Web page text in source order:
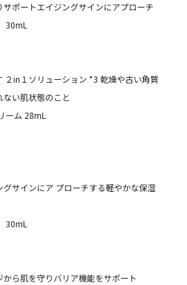
ポートエイジングサインにアプローチ
30mL
２in１ソリューション *3 乾燥や古い角質
い肌状態のこと
ーム 28mL
サインにア プローチする軽やかな保湿
30mL
ら肌を守りバリア機能をサポート